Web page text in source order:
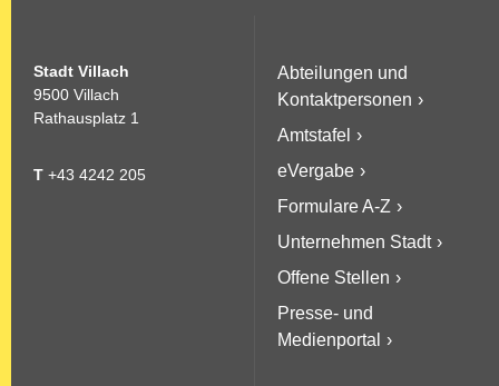
Stadt Villach
9500 Villach
Rathausplatz 1
T +43 4242 205
Abteilungen und
Kontaktpersonen
Amtstafel
eVergabe
Formulare A-Z
Unternehmen Stadt
Offene Stellen
Presse- und
Medienportal